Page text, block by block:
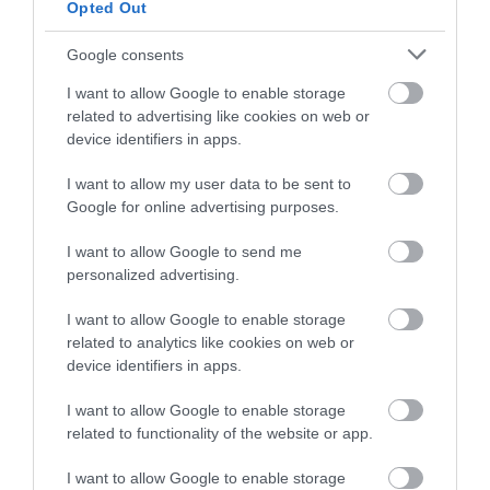
Opted Out
Google consents
I want to allow Google to enable storage
related to advertising like cookies on web or
device identifiers in apps.
I want to allow my user data to be sent to
Google for online advertising purposes.
I want to allow Google to send me
personalized advertising.
I want to allow Google to enable storage
related to analytics like cookies on web or
device identifiers in apps.
I want to allow Google to enable storage
related to functionality of the website or app.
I want to allow Google to enable storage